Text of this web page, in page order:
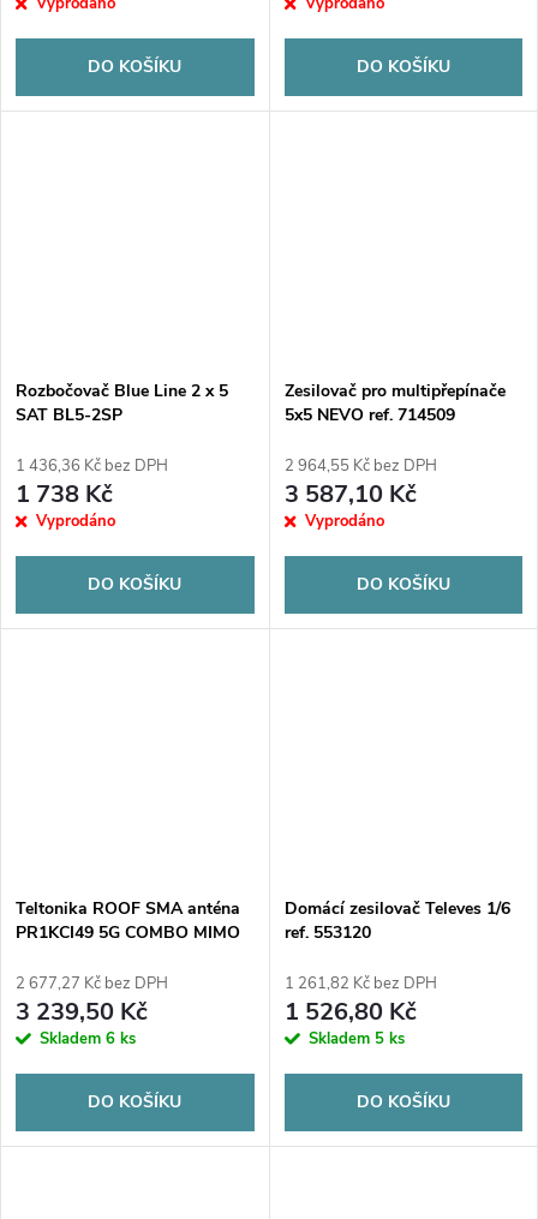
DO KOŠÍKU DO KOŠÍKU
Rozbočovač Blue Line 2 x 5
SAT BL5-2SP
1 436,36 Kč bez DPH
1 738 Kč
Vyprodáno
DO KOŠÍKU
Zesilovač pro multipřepínače
5x5 NEVO ref. 714509
2 964,55 Kč bez DPH
3 587,10 Kč
Vyprodáno
DO KOŠÍKU
Teltonika ROOF SMA anténa
PR1KCI49 5G COMBO MIMO
2 677,27 Kč bez DPH
3 239,50 Kč
Skladem 6 ks
DO KOŠÍKU
Domácí zesilovač Televes 1/6
ref. 553120
1 261,82 Kč bez DPH
1 526,80 Kč
Skladem 5 ks
DO KOŠÍKU